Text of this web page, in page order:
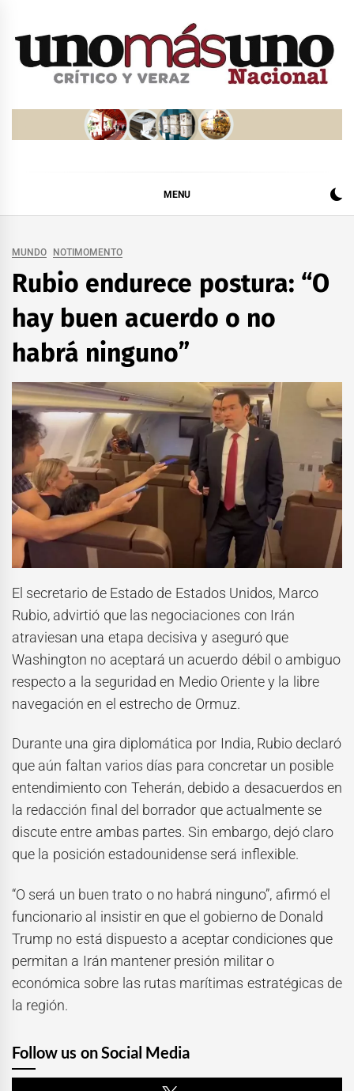
MENU
MUNDO NOTIMOMENTO
Rubio endurece postura: “O
hay buen acuerdo o no
habrá ninguno”
El secretario de Estado de Estados Unidos, Marco
Rubio, advirtió que las negociaciones con Irán
atraviesan una etapa decisiva y aseguró que
Washington no aceptará un acuerdo débil o ambiguo
respecto a la seguridad en Medio Oriente y la libre
navegación en el estrecho de Ormuz.
Durante una gira diplomática por India, Rubio declaró
que aún faltan varios días para concretar un posible
entendimiento con Teherán, debido a desacuerdos en
la redacción final del borrador que actualmente se
discute entre ambas partes. Sin embargo, dejó claro
que la posición estadounidense será inflexible.
“O será un buen trato o no habrá ninguno”, afirmó el
funcionario al insistir en que el gobierno de Donald
Trump no está dispuesto a aceptar condiciones que
permitan a Irán mantener presión militar o
económica sobre las rutas marítimas estratégicas de
la región.
Follow us on Social Media